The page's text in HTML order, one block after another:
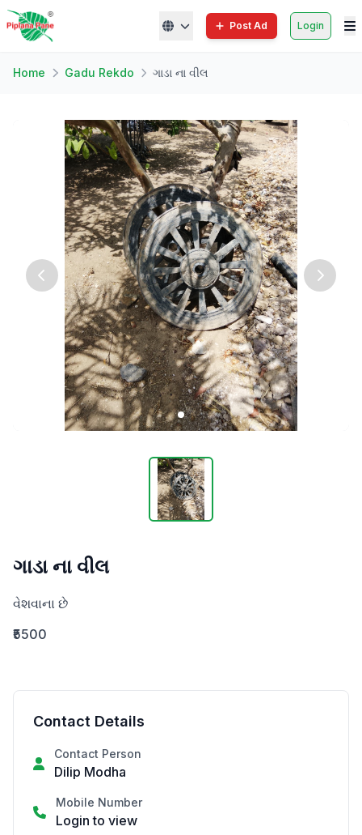
Post Ad Login
Home Gadu Rekdo ગાડા ના વીલ
ગાડા ના વીલ
વેશવાના છે
₹5500
Contact Details
Contact Person
Dilip Modha
Mobile Number
Login to view